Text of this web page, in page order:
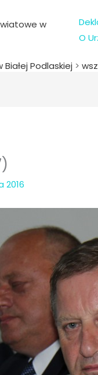
w
O
Podlaskiej >
2016